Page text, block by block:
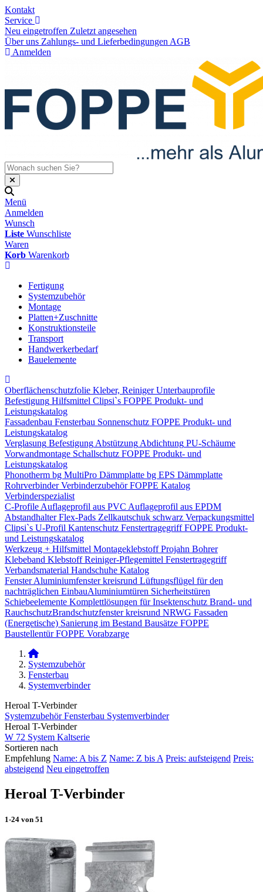
Kontakt
Service
Neu eingetroffen Zuletzt angesehen
Über uns Zahlungs- und Lieferbedingungen AGB
Anmelden
Menü
Anmelden
Wunsch
Liste Wunschliste
Waren
Korb Warenkorb
Fertigung
Systemzubehör
Montage
Platten+Zuschnitte
Konstruktionsteile
Transport
Handwerkerbedarf
Bauelemente
Oberflächenschutzfolie Kleber, Reiniger Unterbauprofile
Befestigung Hilfsmittel Clipsi`s FOPPE Produkt- und
Leistungskatalog
Fassadenbau Fensterbau Sonnenschutz FOPPE Produkt- und
Leistungskatalog
Verglasung Befestigung Abstützung Abdichtung PU-Schäume
Vorwandmontage Schallschutz FOPPE Produkt- und
Leistungskatalog
Phonotherm bg MultiPro Dämmplatte bg EPS Dämmplatte
Rohrverbinder Verbinderzubehör FOPPE Katalog
Verbinderspezialist
C-Profile Auflageprofil aus PVC Auflageprofil aus EPDM
Abstandhalter Flex-Pads Zellkautschuk schwarz Verpackungsmittel
Clipsi`s U-Profil Kantenschutz Fenstertragegriff FOPPE Produkt-
und Leistungskatalog
Werkzeug + Hilfsmittel Montageklebstoff Projahn Bohrer
Klebeband Klebstoff Reiniger-Pflegemittel Fenstertragegriff
Verbandsmaterial Handschuhe Katalog
Fenster Aluminiumfenster kreisrund Lüftungsflügel für den
nachträglichen Einbau​Aluminiumtüren Sicherheitstüren
Schiebeelemente Komplettlösungen für Insektenschutz Brand- und
Rauchschutz​Brandschutzfenster kreisrund NRWG Fassaden
(Energetische) Sanierung im Bestand Bausätze FOPPE
Baustellentür FOPPE Vorabzarge
Systemzubehör
Fensterbau
Systemverbinder
Heroal T-Verbinder
Systemzubehör Fensterbau Systemverbinder
Heroal T-Verbinder
W 72 System Kaltserie
Sortieren nach
Empfehlung Name: A bis Z Name: Z bis A Preis: aufsteigend Preis:
absteigend Neu eingetroffen
Heroal T-Verbinder
1-24 von 51